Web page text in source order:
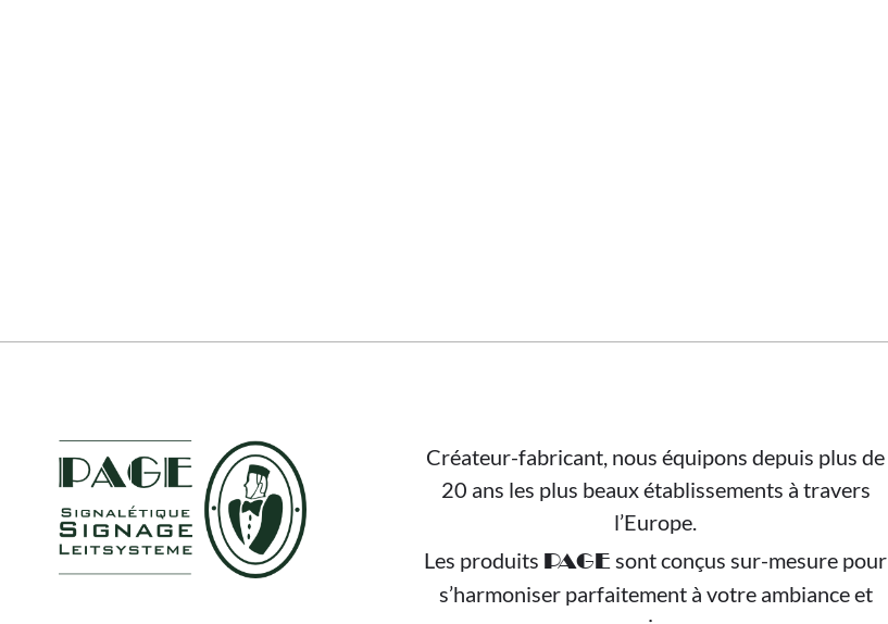
Créateur-fabricant, nous équipons depuis plus de
20 ans les plus beaux établissements à travers
l’Europe.
Les produits PAGEsont conçus sur-mesure pour
s’harmoniser parfaitement à votre ambiance et